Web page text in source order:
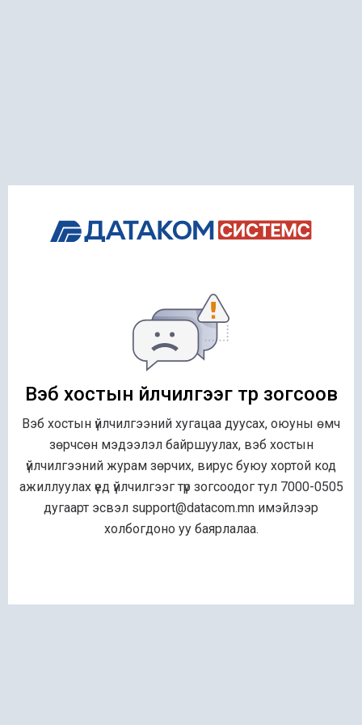
Вэб хостын үйлчилгээг түр зогсоов
Вэб хостын үйлчилгээний хугацаа дуусах, оюуны өмч
зөрчсөн мэдээлэл байршуулах, вэб хостын
үйлчилгээний журам зөрчих, вирус буюу хортой код
ажиллуулах үед үйлчилгээг түр зогсоодог тул 7000-0505
дугаарт эсвэл support@datacom.mn имэйлээр
холбогдоно уу баярлалаа.